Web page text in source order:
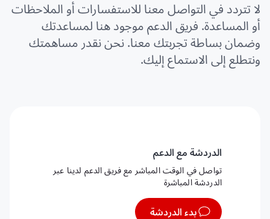
لا تتردد في التواصل معنا للاستفسارات أو الملاحظات
أو المساعدة. فريق الدعم موجود هنا لمساعدتك
وضمان بساطة تجربتك معنا. نحن نقدر مساهمتك
ونتطلع إلى الاستماع إليك.
الدردشة مع الدعم
تواصل في الوقت المباشر مع فريق الدعم لدينا عبر
الدردشة المباشرة
بدء الدردشة